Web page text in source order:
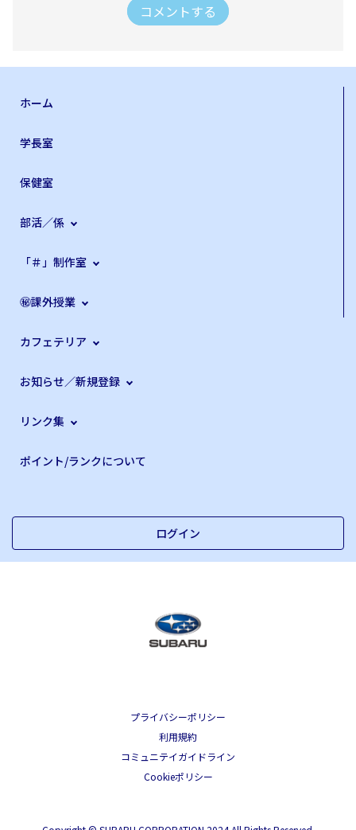
コメントする
ホーム
学長室
保健室
部活／係
「＃」制作室
㊙課外授業
カフェテリア
お知らせ／新規登録
リンク集
ポイント/ランクについて
ログイン
プライバシーポリシー
利用規約
コミュニテイガイドライン
Cookieポリシー